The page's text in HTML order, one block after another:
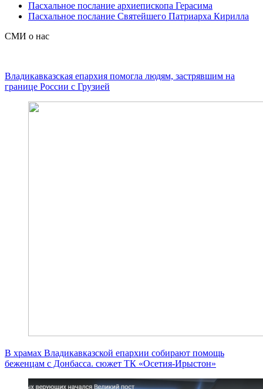
Пасхальное послание архиепископа Герасима
Пасхальное послание Святейшего Патриарха Кирилла
СМИ о нас
Владикавказская епархия помогла людям, застрявшим на
границе России с Грузией
В храмах Владикавказской епархии собирают помощь
беженцам с Донбасса. сюжет ТК «Осетия-Ирыстон»